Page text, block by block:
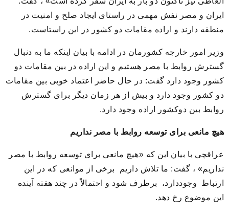
ایران و مصر نفش مهمی در راستای ایجاد صلح و امنیت در
منطقه دارند و اراده مقامات دو کشور در این راستاست.
وزیر امور خارجه کشورمان در ادامه با بیان اینکه ما به دنبال
گسترش روابط با مصر هستیم و این اراده در بین مقامات دو
کشور وجود دارد گفت: در حال حاضر اعتماد خوبی بین مقامات
دو کشور وجود دارد و بیش از هر زمان دیگر برای گسترش
روابط بین دوکشور اراده وجود دارد.
هیچ مانعی برای توسعه روابط با مصر نداریم
عراقچی با بیان این که «هیچ مانعی برای توسعه روابط با مصر
نداریم» ، گفت: ما تلاش داریم برخی از موانعی که در این
ارتباط وجوددارد، برطرف شود و احتمالاً در چند هفته آینده
این موضوع رخ دهد.